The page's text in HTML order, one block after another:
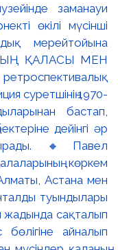
заманауи
өкілі мүсінші
мерейтойына
ҚАЛАСЫ МЕН
суретшінің 1970-
бастап,
дейінгі әр
🔸Павел
көркем
Астана мен
туындылары
жадында сақталып
айналып